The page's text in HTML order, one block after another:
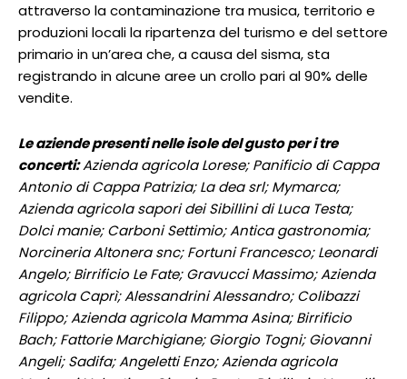
attraverso la contaminazione tra musica, territorio e
produzioni locali la ripartenza del turismo e del settore
primario in un’area che, a causa del sisma, sta
registrando in alcune aree un crollo pari al 90% delle
vendite.
Le aziende presenti nelle isole del gusto per i tre
concerti:Azienda agricola Lorese; Panificio di Cappa
Antonio di Cappa Patrizia; La dea srl; Mymarca;
Azienda agricola sapori dei Sibillini di Luca Testa;
Dolci manie; Carboni Settimio; Antica gastronomia;
Norcineria Altonera snc; Fortuni Francesco; Leonardi
Angelo; Birrificio Le Fate; Gravucci Massimo; Azienda
agricola Caprì; Alessandrini Alessandro; Colibazzi
Filippo; Azienda agricola Mamma Asina; Birrificio
Bach; Fattorie Marchigiane; Giorgio Togni; Giovanni
Angeli; Sadifa; Angeletti Enzo; Azienda agricola